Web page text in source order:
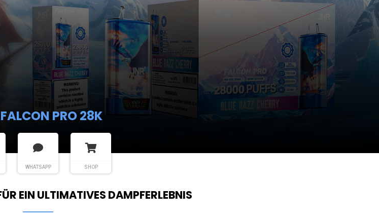
FALCON PRO 28K
WHATSAPP SHOP
EIN ULTIMATIVES DAMPFERLEBNIS